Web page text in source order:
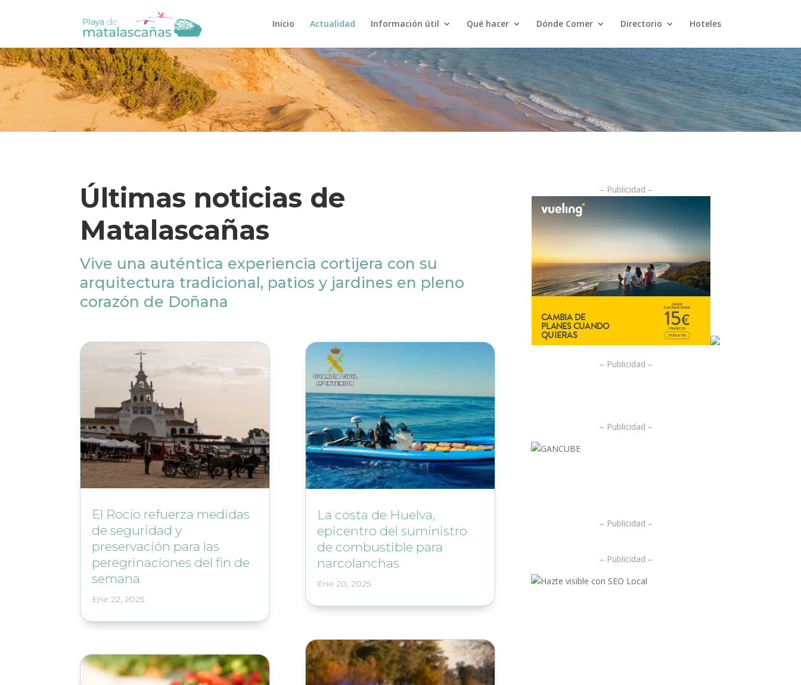
Inicio Actualidad Información útil Qué hacer Dónde Comer Directorio Hoteles
Últimas noticias de
Matalascañas
Vive una auténtica experiencia cortijera con su
arquitectura tradicional, patios y jardines en pleno
corazón de Doñana
El Rocío refuerza medidas
de seguridad y
preservación para las
peregrinaciones del fin de
semana
Ene 22, 2025
La costa de Huelva,
epicentro del suministro
de combustible para
narcolanchas
Ene 20, 2025
– Publicidad –
– Publicidad –
– Publicidad –
– Publicidad –
– Publicidad –